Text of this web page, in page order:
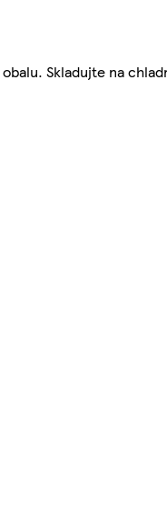
Skladujte na